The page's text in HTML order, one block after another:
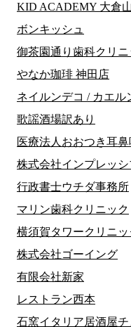
KID ACADEMY 大倉
ボンキッシュ
御茶園通り歯科クリニ
やなか珈琲 神田店
ネイルンデコ / カエル
歌謡酒場訳あり
医療法人おおつき耳
株式会社インプレッシ
行政書士ウチダ事務所
マリン歯科クリニック
横須賀タワークリニッ
株式会社ゴーイング
有限会社新家
レストラン西本
石窯イタリア居酒屋